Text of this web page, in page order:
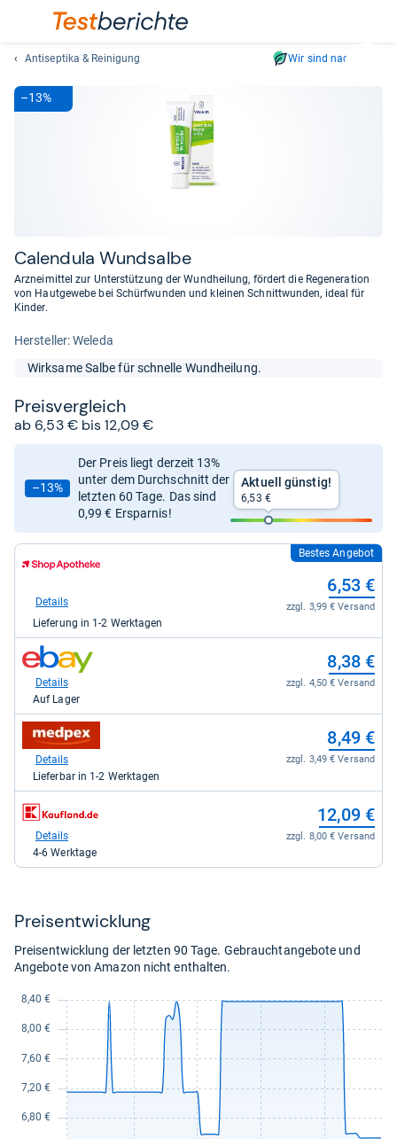
und
lassen
Antiseptika & Reinigung Wir sind nachhaltig
–13%
Calen­dula Wund­salbe
Arzneimittel zur Unterstützung der Wundheilung, fördert die Regeneration
von Hautgewebe bei Schürfwunden und kleinen Schnittwunden, ideal für
Kinder.
Her­stel­ler: Weleda
Wirksame Salbe für schnelle Wundheilung.
Preis­ver­gleich
ab 6,53 € bis 12,09 €
–13%
Der Preis liegt derzeit 13%
unter dem Durchschnitt der
letzten 60 Tage. Das sind
0,99 € Ersparnis!
Aktuell günstig!
6,53 €
zum
Shop:
Shop
DE
6,53
kaufen.
Bestes Angebot
6,53 €
zzgl. 3,99 € Versand
Details
Lieferung in 1-2 Werktagen
zum
Shop:
eBay
8,38
kaufen.
8,38 €
zzgl. 4,50 € Versand
Details
Auf Lager
zum
Shop:
medpex
kaufen.
8,49 €
zzgl. 3,49 € Versand
Details
Lieferbar in 1-2 Werktagen
zum
Shop:
Kaufland
12,09 €
zzgl. 8,00 € Versand
Details
4-6 Werktage
Preis­ent­wick­lung
Preisentwicklung der letzten 90 Tage. Gebrauchtangebote und
Angebote von Amazon nicht enthalten.